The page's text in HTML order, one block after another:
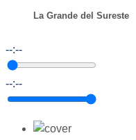
La Grande del Sureste
--:--
--:--